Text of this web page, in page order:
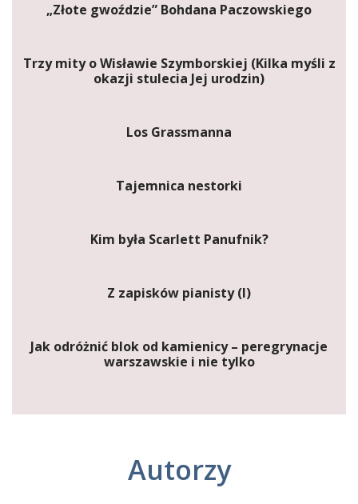
„Złote gwoździe” Bohdana Paczowskiego
Trzy mity o Wisławie Szymborskiej (Kilka myśli z
okazji stulecia Jej urodzin)
Los Grassmanna
Tajemnica nestorki
Kim była Scarlett Panufnik?
Z zapisków pianisty (I)
Jak odróżnić blok od kamienicy – peregrynacje
warszawskie i nie tylko
Autorzy